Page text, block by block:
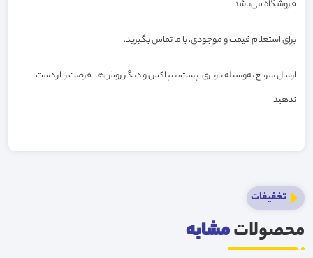
فروشگاه می‌باشد.
برای استعلام قیمت و موجودی، با ما تماس بگیرید.
ارسال سریع به‌وسیله باربری، پست، تیپاکس و دیگر روش‌ها! فرصت را از دست
ندهید!
تخفیفات
محصولاتمشابه